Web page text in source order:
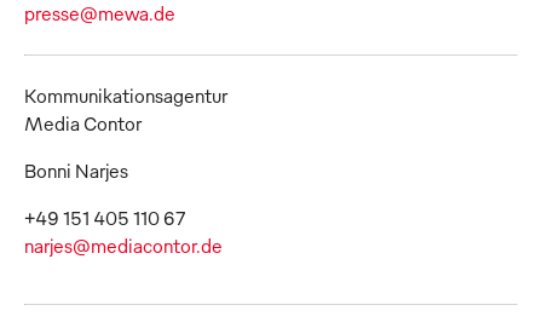
presse@mewa.de
Kommunikationsagentur
Media Contor
Bonni Narjes
narjes@mediacontor.de